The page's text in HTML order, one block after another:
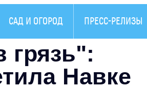
САД И ОГОРОД ПРЕСС-РЕЛИЗЫ
грязь":
Навке